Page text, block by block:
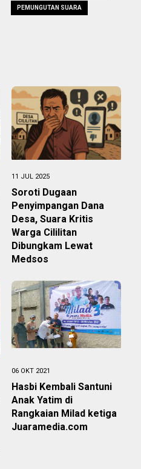
PEMUNGUTAN SUARA
11 JUL 2025
Soroti Dugaan
Penyimpangan Dana
Desa, Suara Kritis
Warga Cililitan
Dibungkam Lewat
Medsos
06 OKT 2021
Hasbi Kembali Santuni
Anak Yatim di
Rangkaian Milad ketiga
Juaramedia.com